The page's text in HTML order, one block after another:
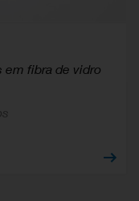
em fibra de vidro